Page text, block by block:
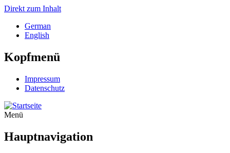
Direkt zum Inhalt
German
English
Kopfmenü
Impressum
Datenschutz
Menü
Hauptnavigation